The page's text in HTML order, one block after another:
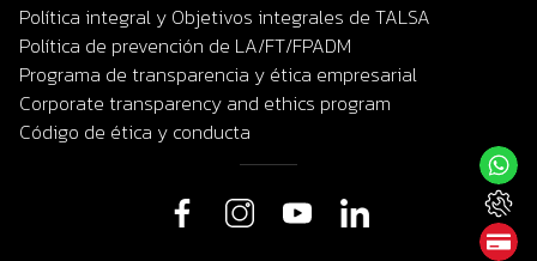
Política integral y Objetivos integrales de TALSA
Política de prevención de LA/FT/FPADM
Programa de transparencia y ética empresarial
Corporate transparency and ethics program
Código de ética y conducta